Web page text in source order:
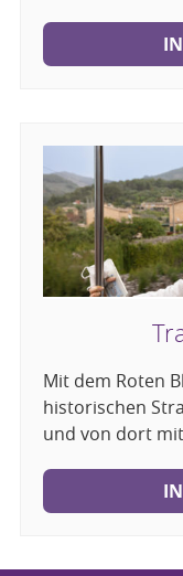
Mit dem Roten
historischen
und von dort